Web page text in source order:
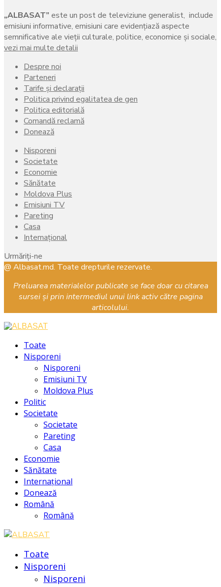
„ALBASAT” este un post de televiziune generalist, include
emisiuni informative, emisiuni care evidenţiază aspecte
semnificative ale vieţii culturale, politice, economice şi sociale,
vezi mai multe detalii
Despre noi
Parteneri
Tarife și declarații
Politica privind egalitatea de gen
Politica editorială
Comandă reclamă
Donează
Nisporeni
Societate
Economie
Sănătate
Moldova Plus
Emisiuni TV
Pareting
Casa
Internațional
Urmăriți-ne
Facebook
Instagram
Youtube
@ Albasat.md. Toate drepturile rezervate.
Preluarea materialelor publicate se face doar cu citarea
sursei și prin intermediul unui link activ către pagina
articolului.
Toate
Nisporeni
Nisporeni
Emisiuni TV
Moldova Plus
Politic
Societate
Societate
Pareting
Casa
Economie
Sănătate
Internațional
Donează
Română
Română
Toate
Nisporeni
Nisporeni